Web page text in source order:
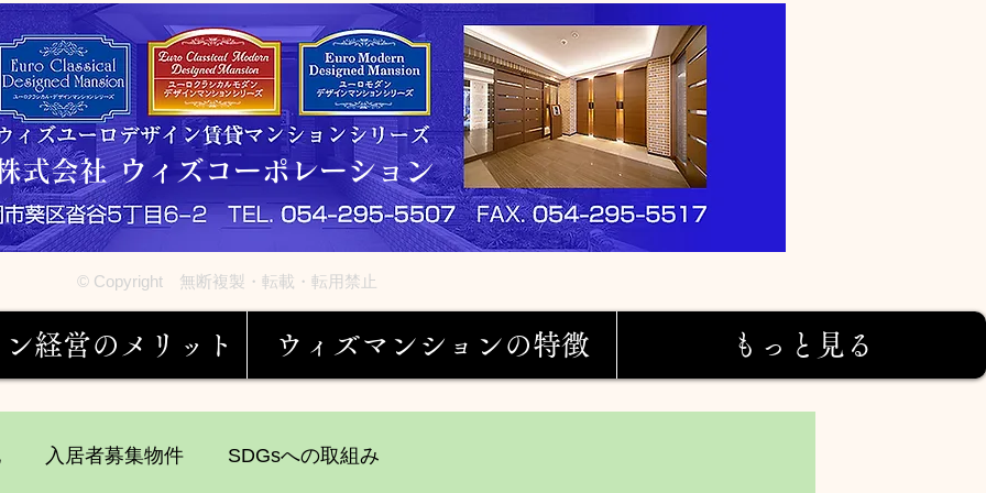
式会社 ウィズコーポレーション
© Copyright 無断複製・転載・転用禁止
経営のメリット ウィズマンションの特徴 もっと見る
入居者募集物件 SDGsへの取組み